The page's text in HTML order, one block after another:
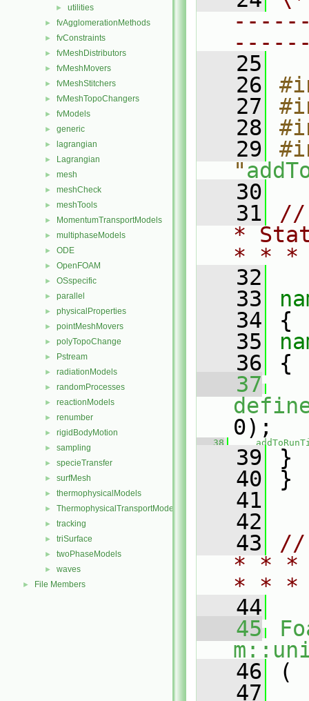
► utilities
► fvAgglomerationMethods
► fvConstraints
► fvMeshDistributors
► fvMeshMovers
► fvMeshStitchers
► fvMeshTopoChangers
► fvModels
► generic
► lagrangian
► Lagrangian
► mesh
► meshCheck
► meshTools
► MomentumTransportModels
► multiphaseModels
► ODE
► OpenFOAM
► OSspecific
► parallel
► physicalProperties
► pointMeshMovers
► polyTopoChange
► Pstream
► radiationModels
► randomProcesses
► reactionModels
► renumber
► rigidBodyMotion
► sampling
► specieTransfer
► surfMesh
► thermophysicalModels
► ThermophysicalTransportModels
► tracking
► triSurface
► twoPhaseModels
► waves
► File Members
   25
   26
   27
   28
   29
"
   30
   31
//
*
* *
   32
   33
   34
{
   35
   36
{
   37
0);
   38
   39
}
   40
}
   41
   42
   43
//
* * *
* *
   44
   45
   46
(
   47